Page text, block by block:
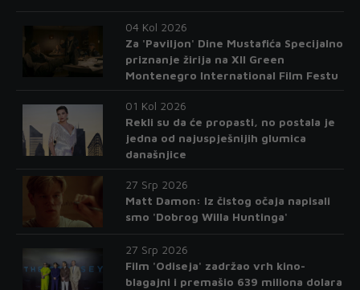
04 Kol 2026
Za 'Paviljon' Dine Mustafića Specijalno
priznanje žirija na XII Green
Montenegro International Film Festu
01 Kol 2026
Rekli su da će propasti, no postala je
jedna od najuspješnijih glumica
današnjice
27 Srp 2026
Matt Damon: Iz čistog očaja napisali
smo 'Dobrog Willa Huntinga'
27 Srp 2026
Film 'Odiseja' zadržao vrh kino-
blagajni i premašio 639 miliona dolara